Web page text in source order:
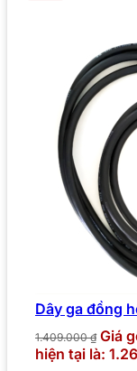
Dây ga đồng
1.409.000₫ Giá
hiện tại là: